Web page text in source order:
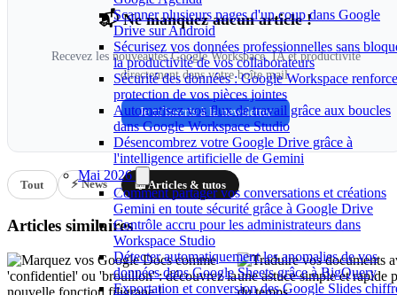
Scanner plusieurs pages d'un coup dans Google
Drive sur Android
Sécurisez vos données professionnelles sans
la productivité de vos collaborateurs
Sécurité des données : Google Workspace
protection de vos pièces jointes
Automatisez vos flux de travail grâce aux boucles
dans Google Workspace Studio
Désencombrez votre Google Drive grâce à
l'intelligence artificielle de Gemini
Mai 2026
Comment partager vos conversations et créations
Gemini en toute sécurité grâce à Google Drive
Contrôle accru pour les administrateurs dans
Workspace Studio
Détecter automatiquement les anomalies de vos
données dans Google Sheets grâce à BigQuery
Exportation et conversion des Google Slides
📬 Ne manquez aucun article !
Recevez les nouveautés Google Workspace, IA et productivité
directement dans votre boîte mail.
Je m'inscris à la newsletter
Tout ⚡ News 📖 Articles & tutos
Articles similaires